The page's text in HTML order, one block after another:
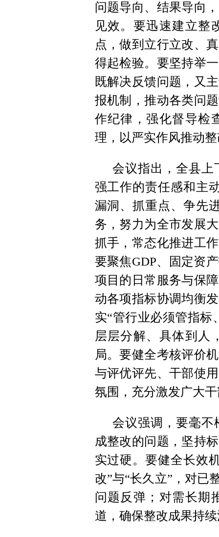
问题导向、结果导向
见效。要迅速建立整
点，做到立行立改、
得起检验。要坚持举
既解决反馈问题，又
报机制，推动各类问
作纪律，强化督导检
理，以严实作风推动
会议指出，全县上
强工作的责任感和主
漏洞、抓重点、争先
务，努力为全市发展
抓手，常态化推进工
要聚焦GDP、固定资
项目的日常服务与保
动各项指标协调均衡
实“管行业必须管指标
层层分解、具体到人
局。要健全考核评价
与评优评先、干部使
氛围，充分激发广大
会议强调，要毫不
成整改的问题，坚持
实过硬。要健全长效
改”与“长久立”，对已
问题反弹；对需长期
道，确保整改成果持